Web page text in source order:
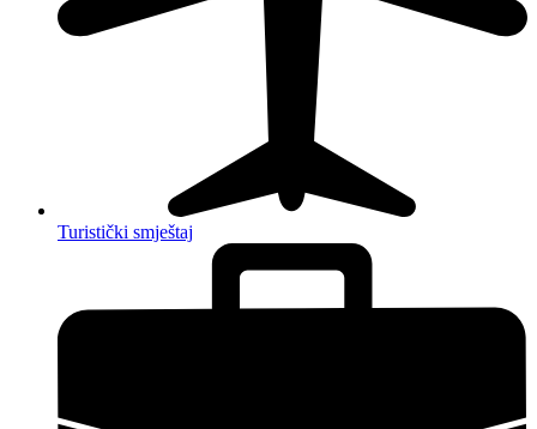
Turistički smještaj